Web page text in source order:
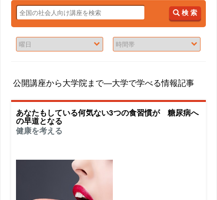
検 索
公開講座から大学院まで―大学で学べる情報記事
あなたもしている何気ない3つの食習慣が 糖尿病へ
の早道となる
健康を考える